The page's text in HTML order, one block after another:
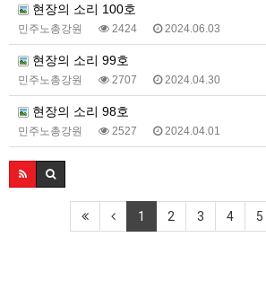
현장의 소리 100호
민주노총강원 2424 2024.06.03
현장의 소리 99호
민주노총강원 2707 2024.04.30
현장의 소리 98호
민주노총강원 2527 2024.04.01
1 2 3 4 5